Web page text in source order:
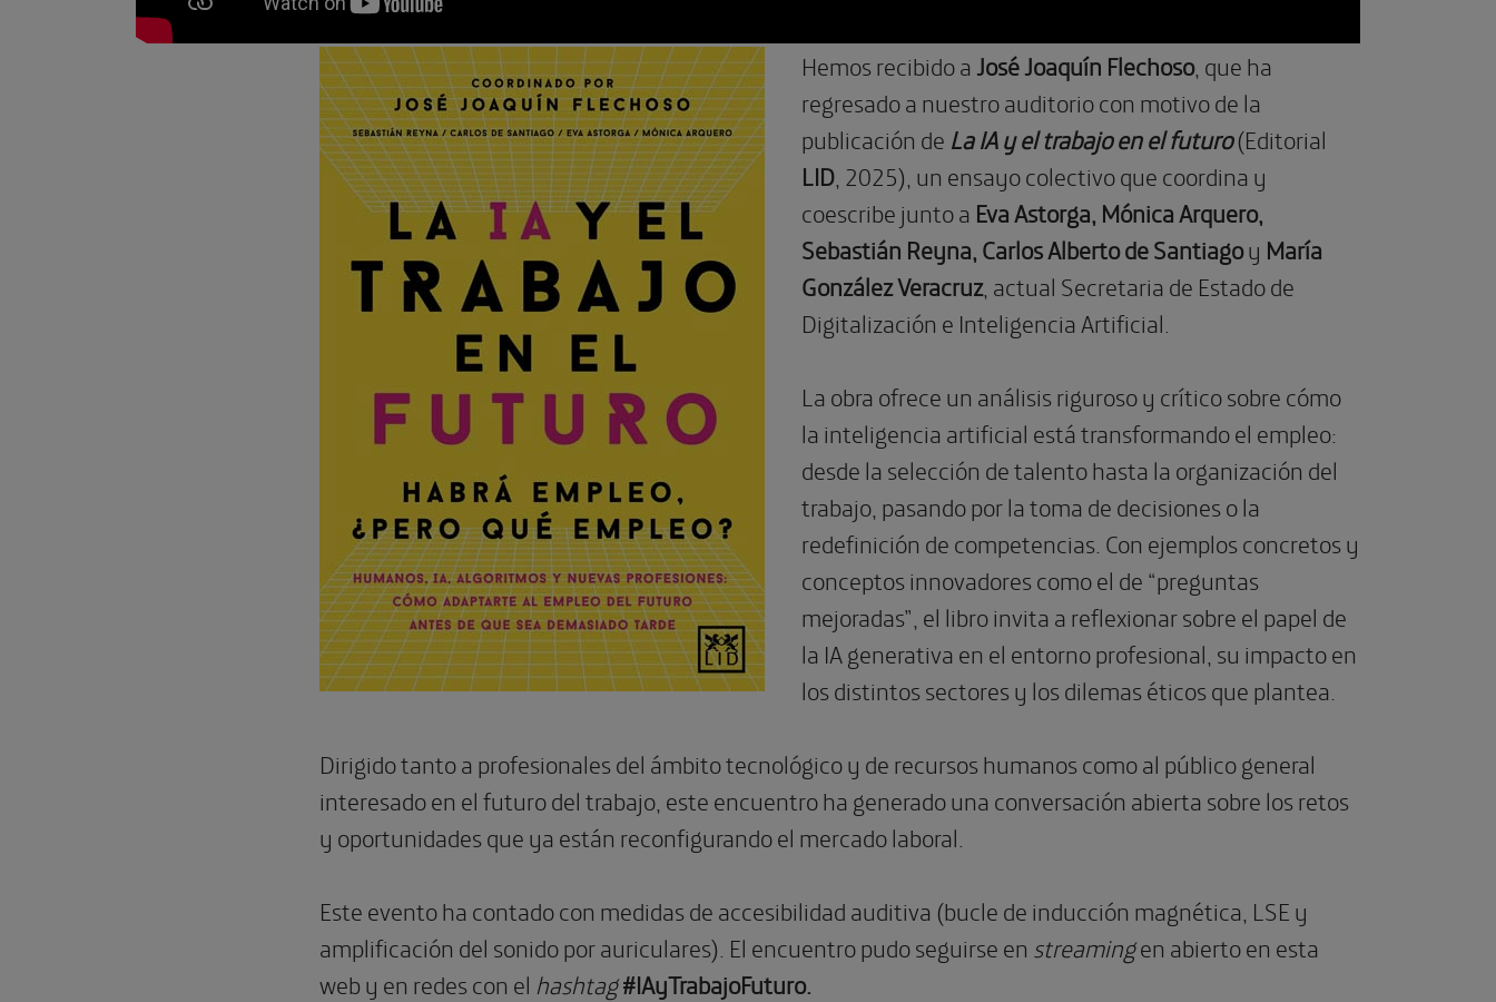
Hemos recibido a José Joaquín Flechoso, que ha
regresado a nuestro auditorio con motivo de la
publicación de La IA y el trabajo en el futuro(Editorial
LID , 2025), un ensayo colectivo que coordina y
coescribe junto a Eva Astorga, Mónica Arquero,
Sebastián Reyna, Carlos Alberto de Santiagoy María
González Veracruz, actual Secretaria de Estado de
Digitalización e Inteligencia Artificial.
La obra ofrece un análisis riguroso y crítico sobre cómo
la inteligencia artificial está transformando el empleo:
desde la selección de talento hasta la organización del
trabajo, pasando por la toma de decisiones o la
redefinición de competencias. Con ejemplos concretos y
conceptos innovadores como el de “preguntas
mejoradas”, el libro invita a reflexionar sobre el papel de
la IA generativa en el entorno profesional, su impacto en
los distintos sectores y los dilemas éticos que plantea.
Dirigido tanto a profesionales del ámbito tecnológico y de recursos humanos como al público general
interesado en el futuro del trabajo, este encuentro ha generado una conversación abierta sobre los retos
y oportunidades que ya están reconfigurando el mercado laboral.
Este evento ha contado con medidas de accesibilidad auditiva (bucle de inducción magnética, LSE y
amplificación del sonido por auriculares). El encuentro pudo seguirse en streamingen abierto en esta
web y en redes con el hashtag#IAyTrabajoFuturo.